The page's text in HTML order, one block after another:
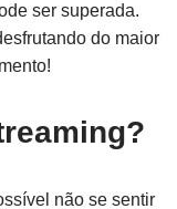
ser superada.
do maior
não se sentir